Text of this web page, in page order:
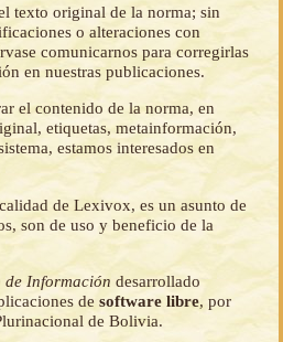
texto original de la norma; sin
o alteraciones con
comunicarnos para corregirlas
en nuestras publicaciones.
el contenido de la norma, en
etiquetas, metainformación,
estamos interesados en
de Lexivox, es un asunto de
son de uso y beneficio de la
de Información desarrollado
desoftware libre, por
de Bolivia.